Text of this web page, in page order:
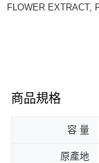
FLOWER EXTRACT,
商品規格
容 量
原產地